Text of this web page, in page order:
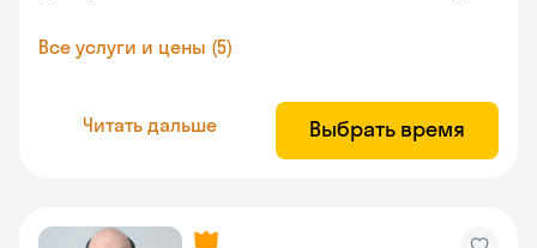
Все услуги и цены (5)
Читать дальше Выбрать время